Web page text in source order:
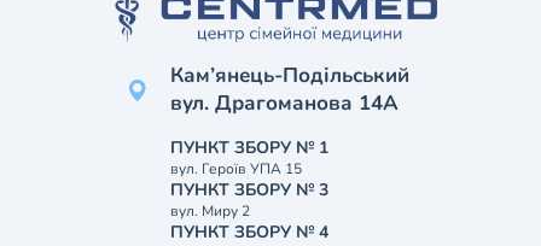
Кам’янець-Подільський
вул. Драгоманова 14А
ПУНКТ ЗБОРУ № 1
вул. Героїв УПА 15
ПУНКТ ЗБОРУ № 3
вул. Миру 2
ПУНКТ ЗБОРУ № 4